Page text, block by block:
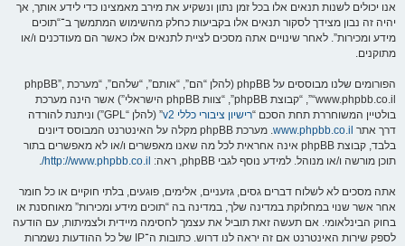
אנו יכולים לשנות תנאים אלו בכל זמן נתון ונשקיע את מירב מאמצינו כדי לידע אותך, אך
יהיה זה נבון מצידך לסקור תנאים אלו בקביעות כחלק מהשימוש המתמשך ב־“תוכים
מידע ומכירות”. לאחר שינויים אתה מסכים לציית לתנאים אלו כאשר הם מעודכנים ו/או
מתוקנים.
הפורומים שלנו מבוססים על phpBB (להלן “הם”, “אותם”, “שלהם”, “מערכת phpBB”,
“www.phpbb.co.il”, “קבוצת phpBB”, “צוות phpBB הישראלי”) אשר הינה מערכת
בולטיין המשוחררת תחת הסכם “רישיון ציבורי כללי v2
” (להלן “GPL”) וניתנת להורדה
דרך אתר www.phpbb.co.il
. מערכת phpBB מקלה על האינטרנט המבוסס דיונים
בלבד, קבוצת phpBB אינה אחראית לכל מה שאנו מאפשרים ו/או לא מאפשרים בתור
תוכן מורשה ו/או מנוהל. למידע נוסף לגבי phpBB, ראה:
http://www.phpbb.co.il/
.
אתה מסכים לא לשלוח דברים גסים, גזעניים, אלימים, פוגעים, בלתי חוקיים או כל חומר
אחר אשר שנוי במחלוקת במדינה שלך, במדינה בה “תוכים מידע ומכירות” מאוחסנת או
בחוק הבינלאומי. אם תעשה זאת תוביל את עצמך לחסימה מיידית ולצמיתות, עם הודעה
לספק שירות האינטרנט אם זה יראה לנו דרוש. כתובות ה־IP של כל ההודעות נשמרות